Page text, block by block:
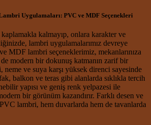
Uygulamaları: PVC ve MDF Seçenekleri
kaplamakla kalmayıp, onlara karakter ve
lambri uygulamalarımız devreye
MDF lambri seçeneklerimiz, mekanlarınıza
modern bir dokunuş katmanın zarif bir
ve suya karşı yüksek direnci sayesinde
balkon ve teras gibi alanlarda sıklıkla tercih
yapısı ve geniş renk yelpazesi ile
bir görünüm kazandırır. Farklı desen ve
lambri, hem duvarlarda hem de tavanlarda